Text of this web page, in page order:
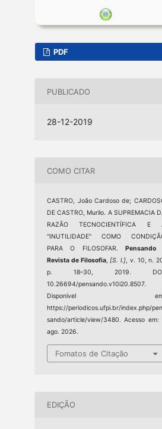
PDF
PUBLICADO
28-12-2019
COMO CITAR
CASTRO, João Cardoso de;
DE CASTRO, Murilo. A SUPREMACIA
RAZÃO TECNOCIENTÍFICA E
"INUTILIDADE" COMO
PARA O FILOSOFAR. Pensando
Revista de Filosofia,[S. l.], v. 10, n.
p. 18–30, 2019.
10.26694/pensando.v10i20.8507.
Disponível
https://periodicos.ufpi.br/index.php/
sando/article/view/3480. Acesso em:
ago. 2026.
Fomatos de Citação
EDIÇÃO